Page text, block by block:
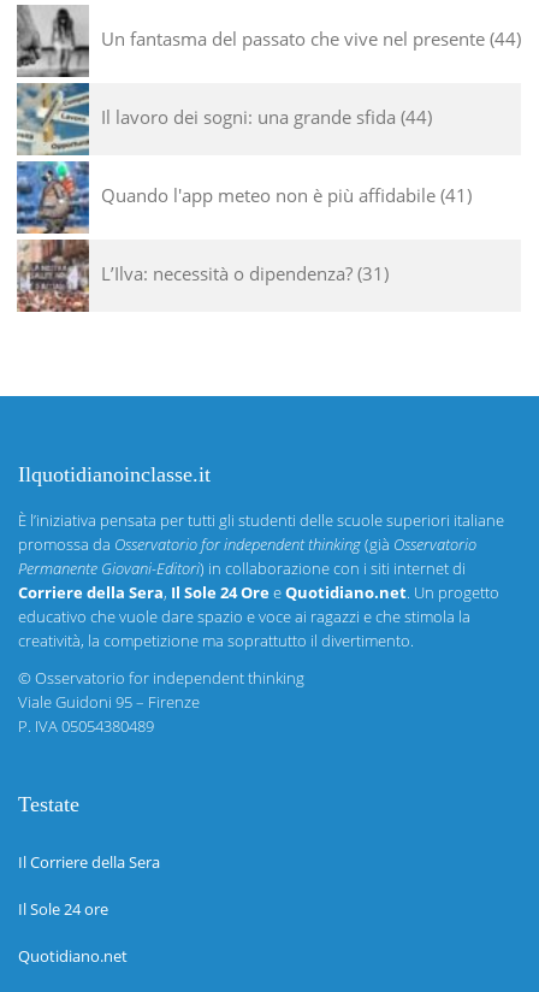
Un fantasma del passato che vive nel presente 44
Il lavoro dei sogni: una grande sfida 44
Quando l'app meteo non è più affidabile 41
L’Ilva: necessità o dipendenza? 31
Ilquotidianoinclasse.it
È l’iniziativa pensata per tutti gli studenti delle scuole superiori italiane
promossa da Osservatorio for independent thinking(già Osservatorio
Permanente Giovani-Editori) in collaborazione con i siti internet di
Corriere della Sera, Il Sole 24 OreeQuotidiano.net. Un progetto
educativo che vuole dare spazio e voce ai ragazzi e che stimola la
creatività, la competizione ma soprattutto il divertimento.
©Osservatorio for independent thinking
Viale Guidoni 95 – Firenze
P. IVA 05054380489
Testate
Il Corriere della Sera
Il Sole 24 ore
Quotidiano.net